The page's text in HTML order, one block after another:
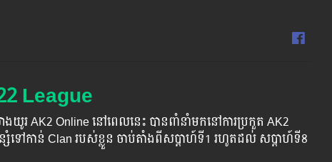
League
រ AK2 Online នៅពេលនេះ បានពាំនាំមកនៅការប្រកួត AK2
សំទៅកាន់ Clan របស់ខ្លួន ចាប់តាំងពីសប្ដាហ៍ទី1 រហូតដល់ សប្ដាហ៍ទី8